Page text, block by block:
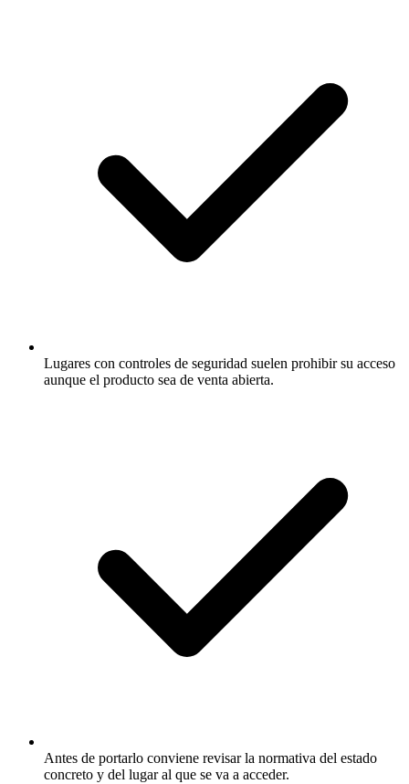
Lugares con controles de seguridad suelen prohibir su acceso
aunque el producto sea de venta abierta.
Antes de portarlo conviene revisar la normativa del estado
concreto y del lugar al que se va a acceder.